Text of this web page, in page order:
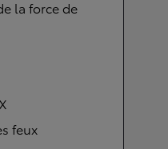
la force de
feux